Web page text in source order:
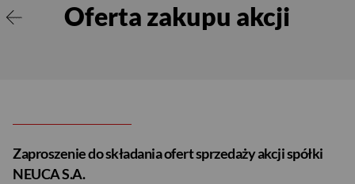
Oferta zakupu akcji
Zaproszenie do składania ofert sprzedaży akcji spółki
NEUCA S.A.